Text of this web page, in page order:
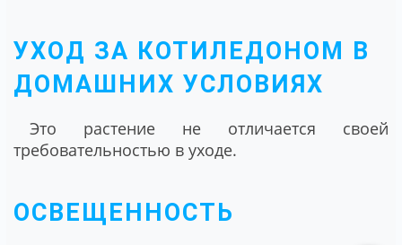
УХОД ЗА КОТИЛЕДОНОМ В
ДОМАШНИХ УСЛОВИЯХ
Это растение не отличается своей
требовательностью в уходе.
ОСВЕЩЕННОСТЬ